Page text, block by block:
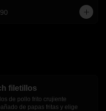
filetillos
de pollo frito crujiente
de papas fritas y elige